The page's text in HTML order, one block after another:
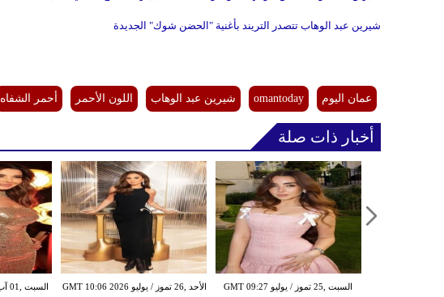
شيرين عبد الوهاب تتصدر التريند بأغنية "الحضن شوك" الجديدة
عمان اليوم omantoday شيرين عبد الوهاب اللون الأحمر أحمر الشفاه
أخبار ذات صلة
الأحد ,26 تموز / يوليو GMT 10:06 2026
السبت ,25 تموز / يوليو GMT 09:27